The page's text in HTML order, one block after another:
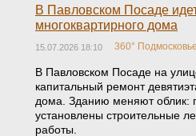
В Павловском Посаде
многоквартирного дома
15.07.2026 18:10 360° Подмосковье
В Павловском Посаде на
капитальный ремонт
дома. Зданию меняют облик:
установлены строительные
работы.